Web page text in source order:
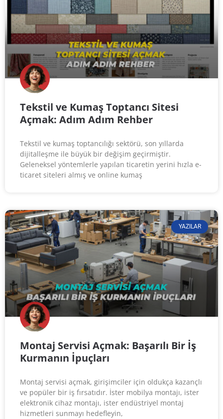
Tekstil ve Kumaş Toptancı Sitesi
Açmak: Adım Adım Rehber
Tekstil ve kumaş toptancılığı sektörü, son yıllarda
dijitalleşme ile büyük bir değişim geçirmiştir.
Geleneksel yöntemlerle yapılan ticaretin yerini hızla e-
ticaret siteleri almış ve online kumaş
YAZILAR
Montaj Servisi Açmak: Başarılı Bir İş
Kurmanın İpuçları
Montaj servisi açmak, girişimciler için oldukça kazançlı
ve popüler bir iş fırsatıdır. İster mobilya montajı, ister
elektronik cihaz montajı, ister endüstriyel montaj
hizmetleri sunmayı hedefleyin,